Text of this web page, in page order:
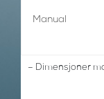
Manual
– Dimensjoner